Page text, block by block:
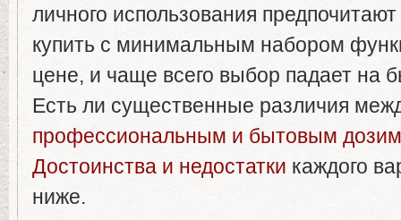
личного использования
купить с минимальным набором
цене, и чаще всего выбор падает на
Есть ли существенные различия
профессиональным и бытовым
Достоинства и недостатки каждого
ниже.